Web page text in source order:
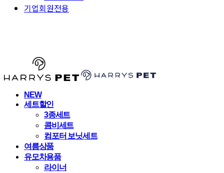
기업회원전용
NEW
세트할인
3종세트
콤비세트
컴포터 보닛세트
여름상품
유모차용품
라이너